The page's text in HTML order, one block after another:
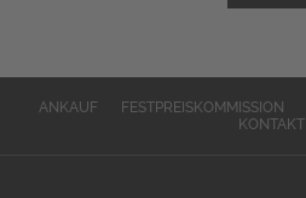
ANKAUF FESTPREISKOMMISSION
KONTAKT